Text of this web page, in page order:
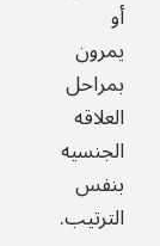
أو
يمرون
بمراحل
العلاقه
الجنسيه
بنفس
الترتيب.